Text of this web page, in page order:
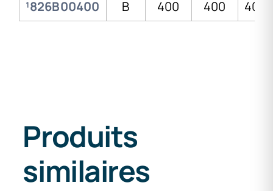
¹826B00400
B 400 400
Produits
similaires